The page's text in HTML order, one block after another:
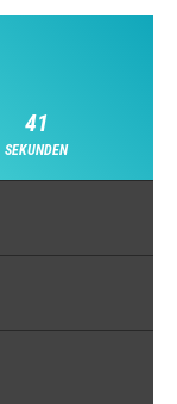
40
SEKUNDEN